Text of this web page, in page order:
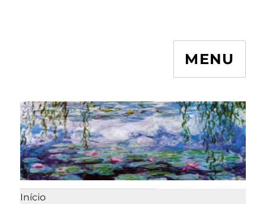
MENU
Início